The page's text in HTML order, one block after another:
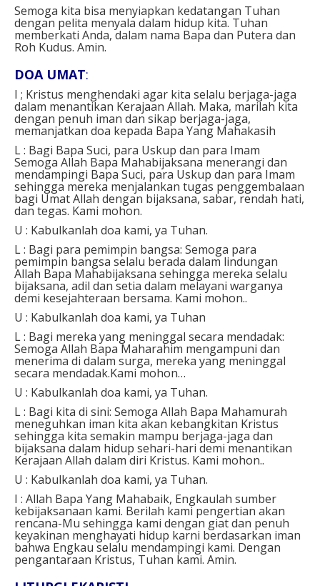
Semoga kita bisa menyiapkan kedatangan Tuhan
dengan pelita menyala dalam hidup kita. Tuhan
memberkati Anda, dalam nama Bapa dan Putera dan
Roh Kudus. Amin.
DOA UMAT:
I ; Kristus menghendaki agar kita selalu berjaga-jaga
dalam menantikan Kerajaan Allah. Maka, marilah kita
dengan penuh iman dan sikap berjaga-jaga,
memanjatkan doa kepada Bapa Yang Mahakasih
L : Bagi Bapa Suci, para Uskup dan para Imam
Semoga Allah Bapa Mahabijaksana menerangi dan
mendampingi Bapa Suci, para Uskup dan para Imam
sehingga mereka menjalankan tugas penggembalaan
bagi Umat Allah dengan bijaksana, sabar, rendah hati,
dan tegas. Kami mohon.
U : Kabulkanlah doa kami, ya Tuhan.
L : Bagi para pemimpin bangsa: Semoga para
pemimpin bangsa selalu berada dalam lindungan
Allah Bapa Mahabijaksana sehingga mereka selalu
bijaksana, adil dan setia dalam melayani warganya
demi kesejahteraan bersama. Kami mohon..
U : Kabulkanlah doa kami, ya Tuhan
L : Bagi mereka yang meninggal secara mendadak:
Semoga Allah Bapa Maharahim mengampuni dan
menerima di dalam surga, mereka yang meninggal
secara mendadak.Kami mohon…
U : Kabulkanlah doa kami, ya Tuhan.
L : Bagi kita di sini: Semoga Allah Bapa Mahamurah
meneguhkan iman kita akan kebangkitan Kristus
sehingga kita semakin mampu berjaga-jaga dan
bijaksana dalam hidup sehari-hari demi menantikan
Kerajaan Allah dalam diri Kristus. Kami mohon..
U : Kabulkanlah doa kami, ya Tuhan.
I : Allah Bapa Yang Mahabaik, Engkaulah sumber
kebijaksanaan kami. Berilah kami pengertian akan
rencana-Mu sehingga kami dengan giat dan penuh
keyakinan menghayati hidup karni berdasarkan iman
bahwa Engkau selalu mendampingi kami. Dengan
pengantaraan Kristus, Tuhan kami. Amin.